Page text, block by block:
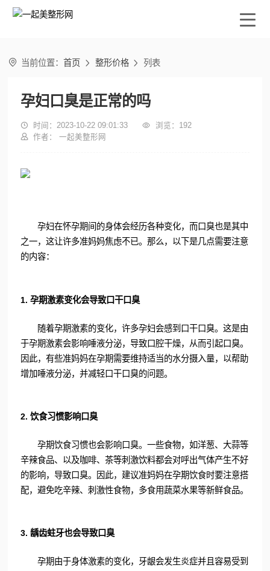
 当前位置：首页  整形价格  列表
孕妇口臭是正常的吗
 时间：2023-10-22 09:01:33  浏览： 192
 作者： 一起美整形网
孕妇在怀孕期间的身体会经历各种变化，而口臭也是其中
之一，这让许多准妈妈焦虑不已。那么，以下是几点需要注意
的内容：
1. 孕期激素变化会导致口干口臭
随着孕期激素的变化，许多孕妇会感到口干口臭。这是由
于孕期激素会影响唾液分泌，导致口腔干燥，从而引起口臭。
因此，有些准妈妈在孕期需要维持适当的水分摄入量，以帮助
增加唾液分泌，并减轻口干口臭的问题。
2. 饮食习惯影响口臭
孕期饮食习惯也会影响口臭。一些食物，如洋葱、大蒜等
辛辣食品、以及咖啡、茶等刺激饮料都会对呼出气体产生不好
的影响，导致口臭。因此，建议准妈妈在孕期饮食时要注意搭
配，避免吃辛辣、刺激性食物，多食用蔬菜水果等新鲜食品。
3. 龋齿蛀牙也会导致口臭
孕期由于身体激素的变化，牙龈会发生炎症并且容易受到